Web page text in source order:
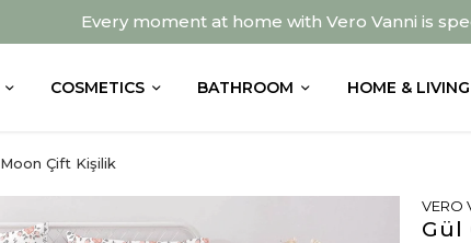
Every moment at home with Vero Vanni is
COSMETICS BATHROOM HOME & LIVING
Moon Çift Kişilik
VERO
Gül